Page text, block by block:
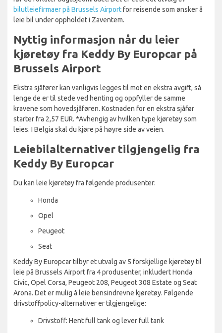
bilutleiefirmaer på Brussels Airportfor reisende som ønsker å
leie bil under oppholdet i Zaventem.
Nyttig informasjon når du leier
kjøretøy fra Keddy By Europcar på
Brussels Airport
Ekstra sjåfører kan vanligvis legges til mot en ekstra avgift, så
lenge de er til stede ved henting og oppfyller de samme
kravene som hovedsjåføren. Kostnaden for en ekstra sjåfør
starter fra 2,57 EUR. *Avhengig av hvilken type kjøretøy som
leies. I Belgia skal du kjøre på høyre side av veien.
Leiebilalternativer tilgjengelig fra
Keddy By Europcar
Du kan leie kjøretøy fra følgende produsenter:
Honda
Opel
Peugeot
Seat
Keddy By Europcar tilbyr et utvalg av 5 forskjellige kjøretøy til
leie på Brussels Airport fra 4 produsenter, inkludert Honda
Civic, Opel Corsa, Peugeot 208, Peugeot 308 Estate og Seat
Arona. Det er mulig å leie bensindrevne kjøretøy. Følgende
drivstoffpolicy-alternativer er tilgjengelige:
Drivstoff: Hent full tank og lever full tank